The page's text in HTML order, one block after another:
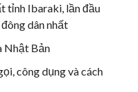
tỉnh Ibaraki, lần đầu
dân nhất
Nhật Bản
công dụng và cách